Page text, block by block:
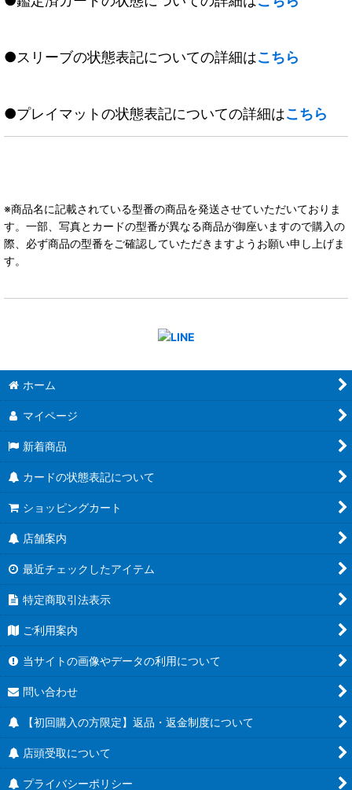
●スリーブの状態表記についての詳細はこちら
●プレイマットの状態表記についての詳細はこちら
※商品名に記載されている型番の商品を発送させていただいておりま
す。一部、写真とカードの型番が異なる商品が御座いますので購入の
際、必ず商品の型番をご確認していただきますようお願い申し上げま
す。
ホーム
マイページ
新着商品
カードの状態表記について
ショッピングカート
店舗案内
最近チェックしたアイテム
特定商取引法表示
ご利用案内
当サイトの画像やデータの利用について
問い合わせ
【初回購入の方限定】返品・返金制度について
店頭受取について
プライバシーポリシー